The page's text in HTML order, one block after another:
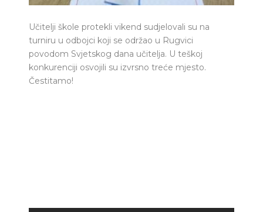
Učitelji škole protekli vikend sudjelovali su na
turniru u odbojci koji se održao u Rugvici
povodom Svjetskog dana učitelja. U teškoj
konkurenciji osvojili su izvrsno treće mjesto.
Čestitamo!